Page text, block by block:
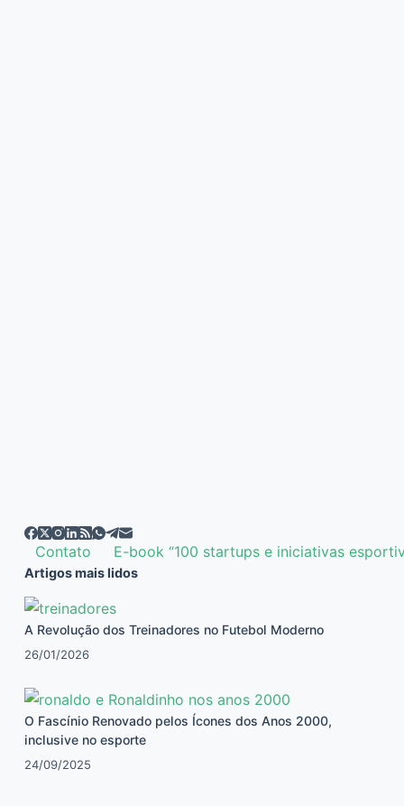
Contato E-book “100 startups e iniciativas
Artigos mais lidos
A Revolução dos Treinadores no Futebol Moderno
26/01/2026
O Fascínio Renovado pelos Ícones dos Anos 2000,
inclusive no esporte
24/09/2025